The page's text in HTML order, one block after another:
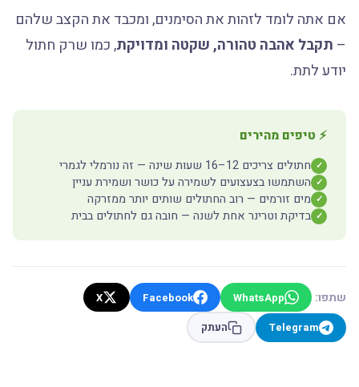
אם אתה לומד לזהות את הסימנים, ומכבד את הקצב שלהם
– תקבל אהבה טהורה, שקטה ומדויקת, כמו שרק חתול
יודע לתת.
⚡ טיפים מהירים
✓ חתולים צריכים 12–16 שעות שינה — זה נורמלי לגמרי
✓ השתמשו בצעצועים לשמירה על כושר ושמירת עניין
✓ מים זורמים — רוב החתולים שותים יותר ממזרקה
✓ בדיקת וטרינר אחת לשנה — חובה גם לחתולים בבית
שתפו: WhatsApp
Facebook
X
Telegram
העתק